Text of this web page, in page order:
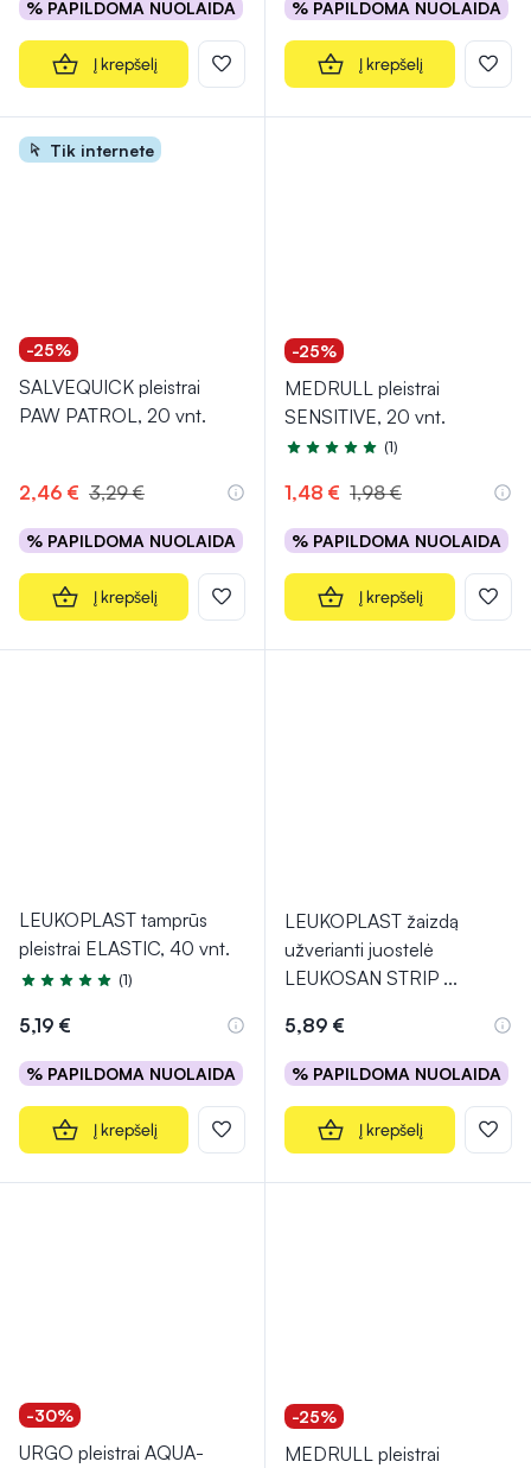
% PAPILDOMA NUOLAIDA
Į krepšelį
% PAPILDOMA NUOLAIDA
Į krepšelį
Tik internete
-25%
SALVEQUICK pleistrai
PAW PATROL, 20 vnt.
2,46 € 3,29 €
% PAPILDOMA NUOLAIDA
Į krepšelį
-25%
MEDRULL pleistrai
SENSITIVE, 20 vnt.
Įvertinimas 5.0 iš 5
(1)
1,48 € 1,98 €
% PAPILDOMA NUOLAIDA
Į krepšelį
LEUKOPLAST tamprūs
pleistrai ELASTIC, 40 vnt.
Įvertinimas 5.0 iš 5
(1)
5,19 €
% PAPILDOMA NUOLAIDA
Į krepšelį
LEUKOPLAST žaizdą
užverianti juostelė
LEUKOSAN STRIP ...
5,89 €
% PAPILDOMA NUOLAIDA
Į krepšelį
-30%
URGO pleistrai AQUA-
-25%
MEDRULL pleistrai